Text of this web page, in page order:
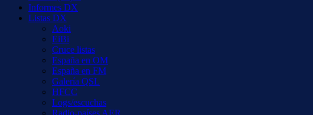
Informes DX
Listas DX
Aoki
EiBi
Cruce listas
España en OM
España en FM
Galería QSL
HFCC
Logs/escuchas